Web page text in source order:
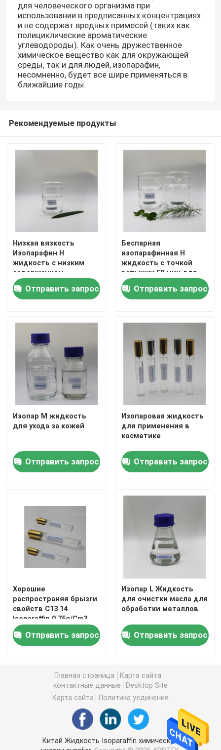
Новости
Случаи
Жидкость Isoparaffin
Растворитель углерода
Жидкость Isopar h
Жидкость Isopar g
Изоалканы
C13 16 Isoparaffin
C11 13 Isoparaffin
C11 12 Isoparaffin
для человеческого организма при
использовании в предписанных концентрациях
и не содержат вредных примесей (таких как
полициклические ароматические
углеводороды). Как очень дружественное
химическое вещество как для окружающей
среды, так и для людей, изопарафин,
несомненно, будет все шире применяться в
ближайшие годы.
Рекомендуемые продукты
Низкая вязкость
Изопарафин H
жидкость с низким
содержанием
ароматических
веществ для
Отправить запрос
Беспарная
изопарафинная H
жидкость с точкой
вспышки 50 мин для
использования при
зажигании барбекю
Отправить запрос
Изопар М жидкость
для ухода за кожей
Отправить запрос
Изопаровая жидкость
для применения в
косметике
Отправить запрос
Хорошие
распространяя брызги
свойств C13 14
Isoparaffin 0.75g/Cm3
непахучие
Отправить запрос
Изопар L Жидкость
для очистки масла для
обработки металлов
Отправить запрос
Главная страница
Карта сайта
контактные данные
Desktop Site
Карта сайта
Политика уединения
Китай Жидкость Isoparaffin химической